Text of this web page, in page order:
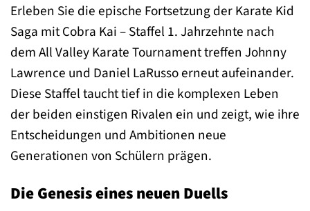
Erleben Sie die epische Fortsetzung der Karate Kid
Saga mit Cobra Kai – Staffel 1. Jahrzehnte nach
dem All Valley Karate Tournament treffen Johnny
Lawrence und Daniel LaRusso erneut aufeinander.
Diese Staffel taucht tief in die komplexen Leben
der beiden einstigen Rivalen ein und zeigt, wie ihre
Entscheidungen und Ambitionen neue
Generationen von Schülern prägen.
Die Genesis eines neuen Duells